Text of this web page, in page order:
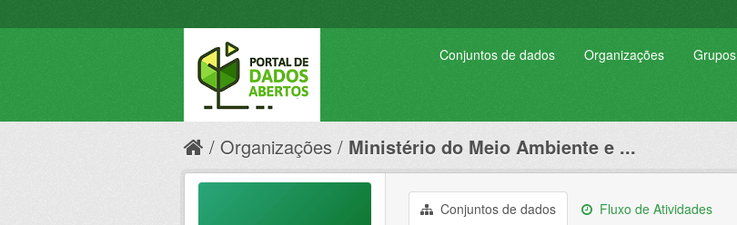
Conjuntos de dados Organizações Grupos
Organizações Ministério do Meio Ambiente e ...
Conjuntos de dados Fluxo de Atividades